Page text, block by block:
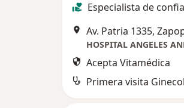
Especialista de
Av. Patria 1335,
HOSPITAL ANGELES
Acepta Vitamédica
Primera visita